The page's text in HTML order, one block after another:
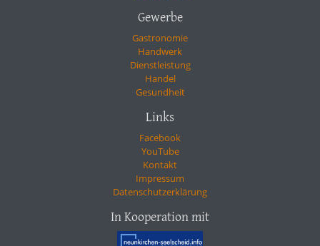
Gewerbe
Gastronomie
Handwerk
Dienstleistung
Handel
Gesundheit
Links
Facebook
YouTube
Kontakt
Impressum
Datenschutzerklärung
In Kooperation mit